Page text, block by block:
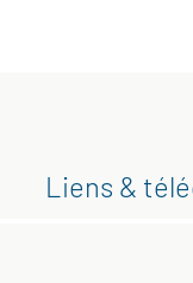
Liens &